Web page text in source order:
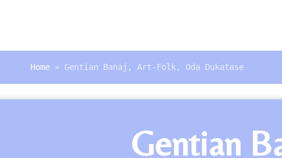
Home » Gentian Banaj, Art-Folk, Oda Dukatase
Gentian